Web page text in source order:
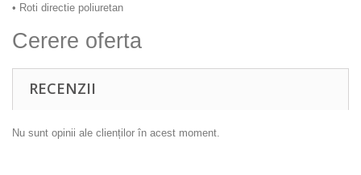
• Roti directie poliuretan
Cerere oferta
RECENZII
Nu sunt opinii ale clienților în acest moment.